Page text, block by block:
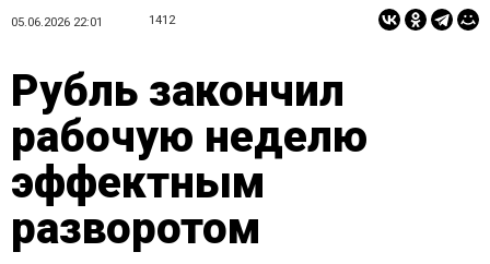
05.06.2026 22:01 1412
Рубль закончил
рабочую неделю
эффектным
разворотом